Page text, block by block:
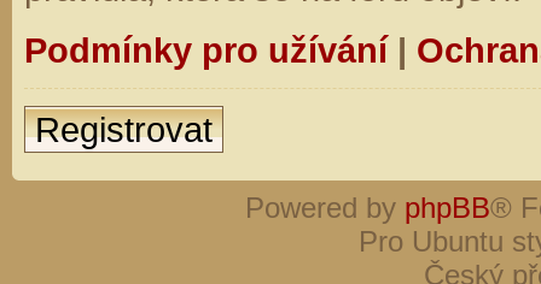
Podmínky pro užívání|
Registrovat
Powered by phpBB®
Pro Ubuntu
Český